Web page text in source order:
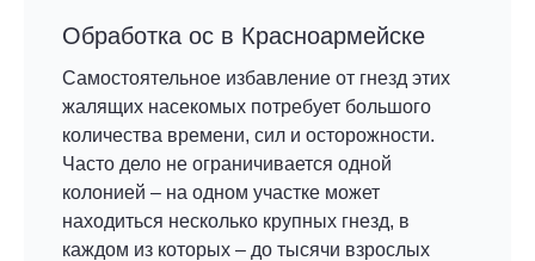
Обработка ос в Красноармейске
Самостоятельное избавление от гнезд этих
жалящих насекомых потребует большого
количества времени, сил и осторожности.
Часто дело не ограничивается одной
колонией – на одном участке может
находиться несколько крупных гнезд, в
каждом из которых – до тысячи взрослых